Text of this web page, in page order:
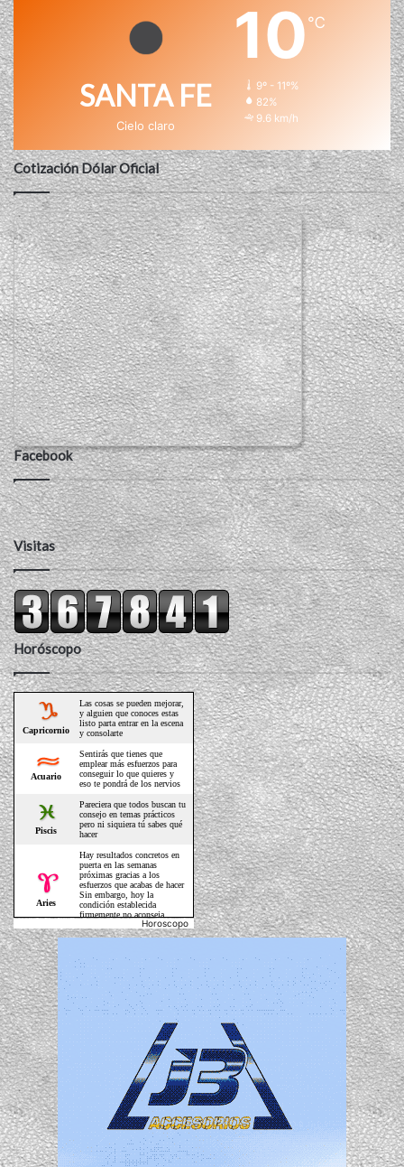
SANTA FE
Cielo claro
10℃
9º - 11º%
82%
9.6 km/h
Cotización Dólar Oficial
Facebook
Visitas
Horóscopo
Horoscopo